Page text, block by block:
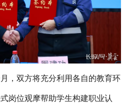
双方将充分利用各自的教育环
岗位观摩帮助学生构建职业认